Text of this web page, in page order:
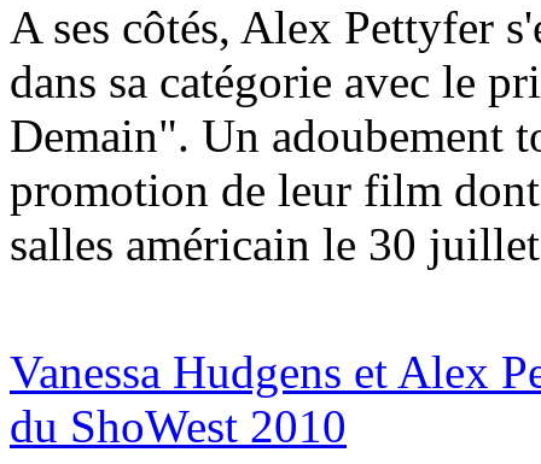
A ses côtés, Alex Pettyfer
dans sa catégorie avec le
Demain". Un adoubement
promotion de leur film dont
salles américain le 30
Vanessa Hudgens et Alex
du ShoWest 2010